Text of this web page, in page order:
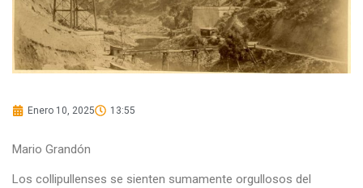
Enero 10, 2025 13:55
Mario Grandón
Los collipullenses se sienten sumamente orgullosos del